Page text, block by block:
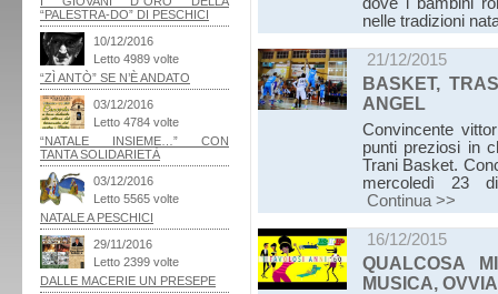
nelle tradizioni
21/12/2015
BASKET,
ANGEL
Convincente
punti preziosi in
Trani Basket.
mercoledì 23
Continua >>
16/12/2015
QUALCOSA
MUSICA,